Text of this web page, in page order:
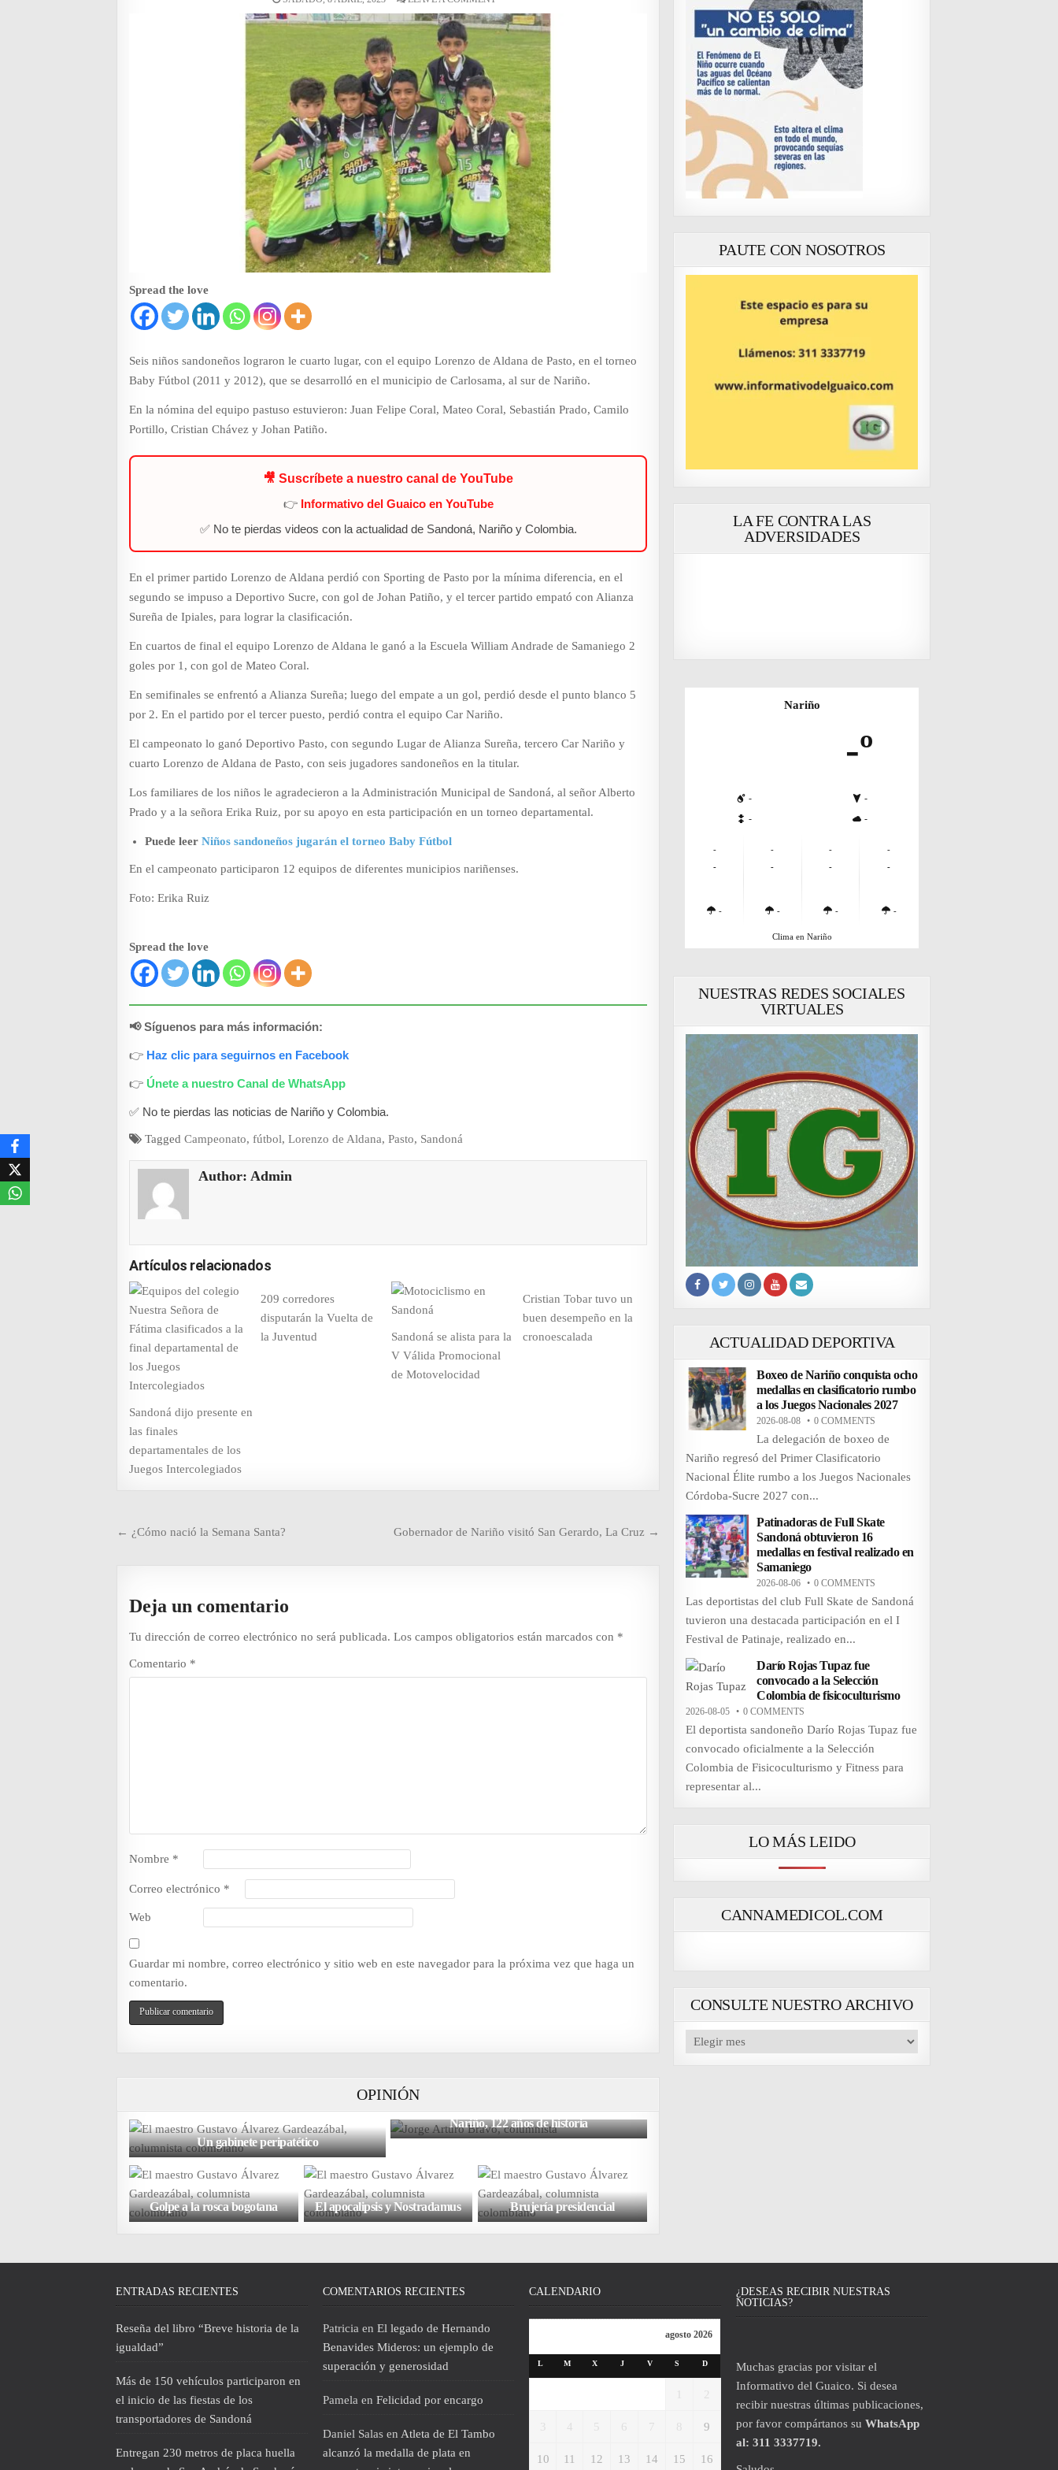
Spread the love
Seis niños sandoneños lograron le cuarto lugar, con el equipo Lorenzo de Aldana de Pasto, en el torneo
Baby Fútbol (2011 y 2012), que se desarrolló en el municipio de Carlosama, al sur de Nariño.
En la nómina del equipo pastuso estuvieron: Juan Felipe Coral, Mateo Coral, Sebastián Prado, Camilo
Portillo, Cristian Chávez y Johan Patiño.
🎥 Suscríbete a nuestro canal de YouTube
👉 Informativo del Guaico en YouTube
✅ No te pierdas videos con la actualidad de Sandoná, Nariño y Colombia.
En el primer partido Lorenzo de Aldana perdió con Sporting de Pasto por la mínima diferencia, en el
segundo se impuso a Deportivo Sucre, con gol de Johan Patiño, y el tercer partido empató con Alianza
Sureña de Ipiales, para lograr la clasificación.
En cuartos de final el equipo Lorenzo de Aldana le ganó a la Escuela William Andrade de Samaniego 2
goles por 1, con gol de Mateo Coral.
En semifinales se enfrentó a Alianza Sureña; luego del empate a un gol, perdió desde el punto blanco 5
por 2. En el partido por el tercer puesto, perdió contra el equipo Car Nariño.
El campeonato lo ganó Deportivo Pasto, con segundo Lugar de Alianza Sureña, tercero Car Nariño y
cuarto Lorenzo de Aldana de Pasto, con seis jugadores sandoneños en la titular.
Los familiares de los niños le agradecieron a la Administración Municipal de Sandoná, al señor Alberto
Prado y a la señora Erika Ruiz, por su apoyo en esta participación en un torneo departamental.
Puede leerNiños sandoneños jugarán el torneo Baby Fútbol
En el campeonato participaron 12 equipos de diferentes municipios nariñenses.
Foto: Erika Ruiz
Spread the love
📢 Síguenos para más información:
👉 Haz clic para seguirnos en Facebook
👉 Únete a nuestro Canal de WhatsApp
✅ No te pierdas las noticias de Nariño y Colombia.
TaggedCampeonato,fútbol,Lorenzo de Aldana,Pasto, Sandoná
Author: Admin
Artículos relacionados
Sandoná dijo presente en
las finales
departamentales de los
Juegos Intercolegiados
209 corredores
disputarán la Vuelta de
la Juventud
Sandoná se alista para la
V Válida Promocional
de Motovelocidad
Cristian Tobar tuvo un
buen desempeño en la
cronoescalada
Navegación
← ¿Cómo nació la Semana Santa? Gobernador de Nariño visitó San Gerardo, La Cruz →
Deja un comentario
Tu dirección de correo electrónico no será publicada. Los campos obligatorios están marcados con *
Comentario *
Nombre *
Correo electrónico *
Web
Guardar mi nombre, correo electrónico y sitio web en este navegador para la próxima vez que haga un
comentario.
OPINIÓN
Un gabinete peripatético
Nariño, 122 años de historia
Golpe a la rosca bogotana El apocalipsis y Nostradamus Brujería presidencial
PAUTE CON NOSOTROS
LA FE CONTRA LAS
ADVERSIDADES
Nariño
-º
-
-
-
-
-
-
-
-
-
-
-
-
-
-
-
-
Clima en Nariño
NUESTRAS REDES SOCIALES
VIRTUALES
ACTUALIDAD DEPORTIVA
Boxeo de Nariño conquista ocho
medallas en clasificatorio rumbo
a los Juegos Nacionales 2027
2026-08-08 0 COMMENTS
La delegación de boxeo de
Nariño regresó del Primer Clasificatorio
Nacional Élite rumbo a los Juegos Nacionales
Córdoba-Sucre 2027 con...
Patinadoras de Full Skate
Sandoná obtuvieron 16
medallas en festival realizado en
Samaniego
2026-08-06 0 COMMENTS
Las deportistas del club Full Skate de Sandoná
tuvieron una destacada participación en el I
Festival de Patinaje, realizado en...
Darío Rojas Tupaz fue
convocado a la Selección
Colombia de fisicoculturismo
2026-08-05 0 COMMENTS
El deportista sandoneño Darío Rojas Tupaz fue
convocado oficialmente a la Selección
Colombia de Fisicoculturismo y Fitness para
representar al...
LO MÁS LEIDO
CANNAMEDICOL.COM
CONSULTE NUESTRO ARCHIVO
CONSULTE
NUESTRO
ENTRADAS RECIENTES
Reseña del libro “Breve historia de la
igualdad”
Más de 150 vehículos participaron en
el inicio de las fiestas de los
transportadores de Sandoná
Entregan 230 metros de placa huella
COMENTARIOS RECIENTES
Patricia en El legado de Hernando
Benavides Mideros: un ejemplo de
superación y generosidad
Pamela en Felicidad por encargo
Daniel Salasen Atleta de El Tambo
alcanzó la medalla de plata en
CALENDARIO
agosto 2026
L M X J V S D
2
3 4 5 6 7 8 9
10 11 12 13 14 15 16
¿DESEAS RECIBIR NUESTRAS
NOTICIAS?
Muchas gracias por visitar el
Informativo del Guaico. Si desea
recibir nuestras últimas publicaciones,
por favor compártanos su WhatsApp
al: 311 3337719.